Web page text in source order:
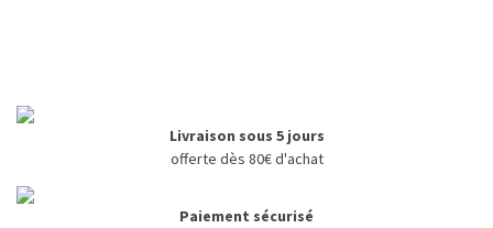
Livraison sous 5 jours
offerte dès 80€ d'achat
Paiement sécurisé